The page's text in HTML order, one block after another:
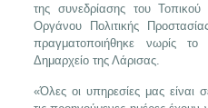
της συνεδρίασης του Τοπικού
Οργάνου Πολιτικής
πραγματοποιήθηκε νωρίς
Δημαρχείο της Λάρισας.
«Όλες οι υπηρεσίες μας είναι